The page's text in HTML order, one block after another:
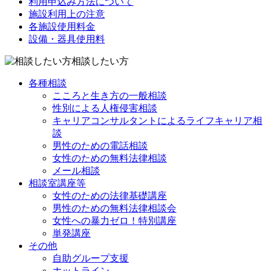
施設利用上の注意
各施設使用料金
設備・器具使用料
相談したい方
各種相談
こころと生き方の一般相談
性別による人権侵害相談
キャリアコンサルタントによるライフキャリア相
談
男性のための電話相談
女性のための無料法律相談
メール相談
相談室講座等
女性のための法律基礎講座
男性のための無料法律相談会
女性への暴力ゼロ！特別講座
単発講座
その他
自助グループ支援